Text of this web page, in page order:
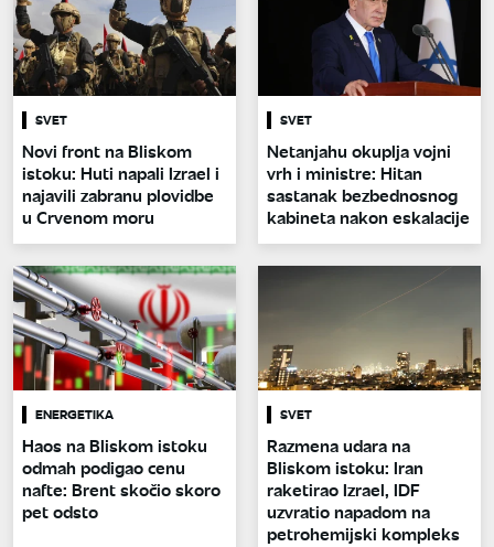
SVET
Novi front na Bliskom
istoku: Huti napali Izrael i
najavili zabranu plovidbe
u Crvenom moru
SVET
Netanjahu okuplja vojni
vrh i ministre: Hitan
sastanak bezbednosnog
kabineta nakon eskalacije
ENERGETIKA
Haos na Bliskom istoku
odmah podigao cenu
nafte: Brent skočio skoro
pet odsto
SVET
Razmena udara na
Bliskom istoku: Iran
raketirao Izrael, IDF
uzvratio napadom na
petrohemijski kompleks